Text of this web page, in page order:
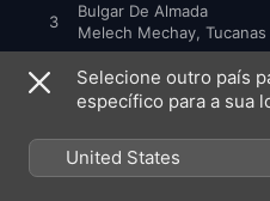
3
Bulgar De Almada
Melech Mechay, Tucanas
4 Ningun 7
5 Dança Do Desprazer
Selecione outro país
específico para a sua
United States